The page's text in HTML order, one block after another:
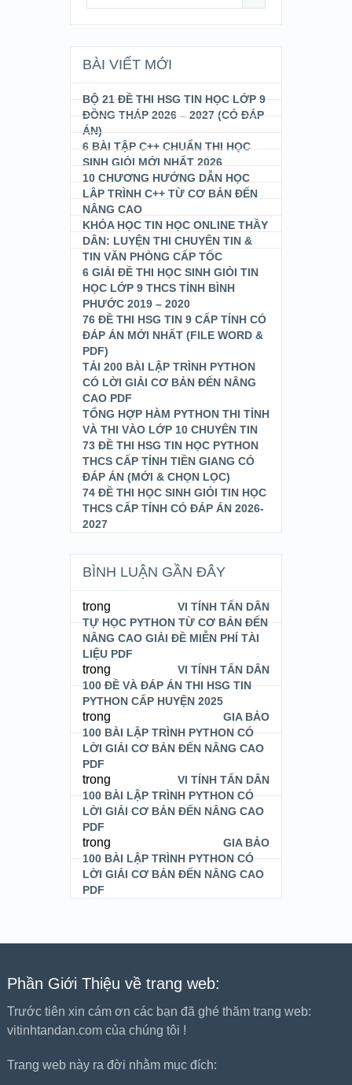
BÀI VIẾT MỚI
BỘ 21 ĐỀ THI HSG TIN HỌC LỚP 9
ĐỒNG THÁP 2026 – 2027 (CÓ ĐÁP
ÁN)
6 BÀI TẬP C++ CHUẨN THI HỌC
SINH GIỎI MỚI NHẤT 2026
10 CHƯƠNG HƯỚNG DẪN HỌC
LẬP TRÌNH C++ TỪ CƠ BẢN ĐẾN
NÂNG CAO
KHÓA HỌC TIN HỌC ONLINE THẦY
DÂN: LUYỆN THI CHUYÊN TIN &
TIN VĂN PHÒNG CẤP TỐC
6 GIẢI ĐỀ THI HỌC SINH GIỎI TIN
HỌC LỚP 9 THCS TỈNH BÌNH
PHƯỚC 2019 – 2020
76 ĐỀ THI HSG TIN 9 CẤP TỈNH CÓ
ĐÁP ÁN MỚI NHẤT (FILE WORD &
PDF)
TẢI 200 BÀI LẬP TRÌNH PYTHON
CÓ LỜI GIẢI CƠ BẢN ĐẾN NÂNG
CAO PDF
TỔNG HỢP HÀM PYTHON THI TỈNH
VÀ THI VÀO LỚP 10 CHUYÊN TIN
73 ĐỀ THI HSG TIN HỌC PYTHON
THCS CẤP TỈNH TIỀN GIANG CÓ
ĐÁP ÁN (MỚI & CHỌN LỌC)
74 ĐỀ THI HỌC SINH GIỎI TIN HỌC
THCS CẤP TỈNH CÓ ĐÁP ÁN 2026-
2027
BÌNH LUẬN GẦN ĐÂY
VI TÍNH TẤN DÂN
trong
TỰ HỌC PYTHON TỪ CƠ BẢN ĐẾN
NÂNG CAO GIẢI ĐỀ MIỄN PHÍ TÀI
LIỆU PDF
VI TÍNH TẤN DÂN
trong
100 ĐỀ VÀ ĐÁP ÁN THI HSG TIN
PYTHON CẤP HUYỆN 2025
GIA BẢO
trong
100 BÀI LẬP TRÌNH PYTHON CÓ
LỜI GIẢI CƠ BẢN ĐẾN NÂNG CAO
PDF
VI TÍNH TẤN DÂN
trong
100 BÀI LẬP TRÌNH PYTHON CÓ
LỜI GIẢI CƠ BẢN ĐẾN NÂNG CAO
PDF
GIA BẢO
trong
100 BÀI LẬP TRÌNH PYTHON CÓ
LỜI GIẢI CƠ BẢN ĐẾN NÂNG CAO
PDF
Phần Giới Thiệu về trang web:
Trước tiên xin cám ơn các bạn đã ghé thăm trang web:
vitinhtandan.com của chúng tôi !
Trang web này ra đời nhằm mục đích: